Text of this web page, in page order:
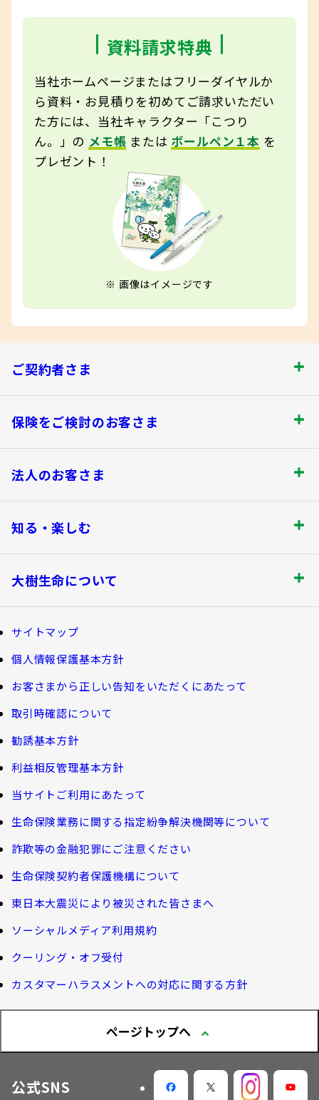
資料請求特典
当社ホームページまたはフリーダイヤルか
ら資料・お見積りを初めてご請求いただい
た方には、当社キャラクター「こつり
ん。」の メモ帳 または ボールペン１本 を
プレゼント！
画像はイメージです
ご契約者さま
ご契約者さま トップ
お手続きのご案内
契約内容の確認・変更
満期保険金などのご請求
保険料の払込み・貸付金のご返済
マイナンバーカードによるお手続き
その他のお手続き
ご契約者さま向けサービス
諸利率のお知らせ
お客さま宛通知「大樹生命からのお知ら
せ」について
生命保険料控除制度について
Web版「ご契約のしおり－約款」
保険をご検討のお客さま
保険をご検討のお客さま トップ
商品を選ぶ
生命保険商品一覧
生命保険について知る
大樹あんしんナビゲーター
法人のお客さま
法人のお客さま トップ
各都道府県中小企業団体中央会の会員の
皆さま
福利厚生制度関連
福利厚生制度等
ガイドブック「団体保険における保険金・給付金
のご請求手続きとお支払いについて」
大樹 企業保険ダイレクトシステム（団体保険の
各種照会・お手続きサービス）
団体年金制度関連
団体年金制度
団体年金運用商品
確定給付企業年金オンラインサービス（CPBS）
企業年金の事務再委託先変更について（契約者さ
ま専用サイト）
企業保険特別勘定運用実績照会サービス
知る・楽しむ
知る・楽しむ トップ
大樹生命ブログ
お金について知る
公的保障試算ツール
相続税シミュレーション
教育費シミュレーター
長生き診断
体内環境チェック
認知症について知る
大樹の認知症サポートサービス
認知症コラム
認知機能チェック
大樹らいふ倶楽部紹介
大樹生命について
大樹生命について トップ
トップメッセージ
会社情報
業績案内
お客さま本位の業務運営
サステナビリティ経営
機関投資家としての役割
大樹生命 CM紹介
サイトマップ
個人情報保護基本方針
お客さまから正しい告知をいただくにあたって
取引時確認について
勧誘基本方針
利益相反管理基本方針
当サイトご利用にあたって
生命保険業務に関する指定紛争解決機関等について
詐欺等の金融犯罪にご注意ください
生命保険契約者保護機構について
東日本大震災により被災された皆さまへ
ソーシャルメディア利用規約
クーリング・オフ受付
カスタマーハラスメントへの対応に関する方針
ページトップへ
公式SNS